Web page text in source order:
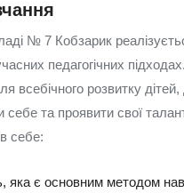
№ 7 Кобзарик
педагогічних
всебічного розвитку
та проявити свої
себе:
яка є основним методом